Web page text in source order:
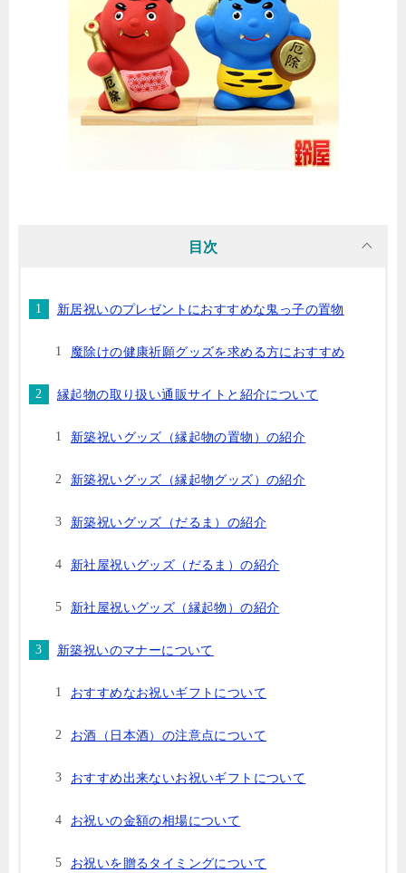
目次
新居祝いのプレゼントにおすすめな鬼っ子の置物
魔除けの健康祈願グッズを求める方におすすめ
縁起物の取り扱い通販サイトと紹介について
新築祝いグッズ（縁起物の置物）の紹介
新築祝いグッズ（縁起物グッズ）の紹介
新築祝いグッズ（だるま）の紹介
新社屋祝いグッズ（だるま）の紹介
新社屋祝いグッズ（縁起物）の紹介
新築祝いのマナーについて
おすすめなお祝いギフトについて
お酒（日本酒）の注意点について
おすすめ出来ないお祝いギフトについて
お祝いの金額の相場について
お祝いを贈るタイミングについて